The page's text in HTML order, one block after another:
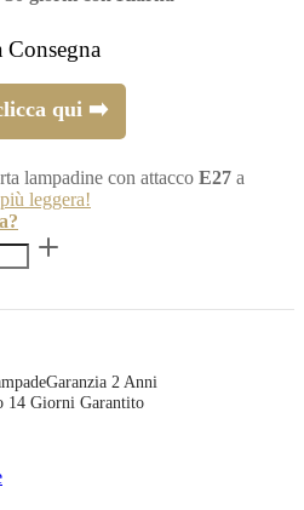
Consegna
qui ➡️
lampadine con attacco E27 a
leggera!
Garanzia 2 Anni
14 Giorni Garantito